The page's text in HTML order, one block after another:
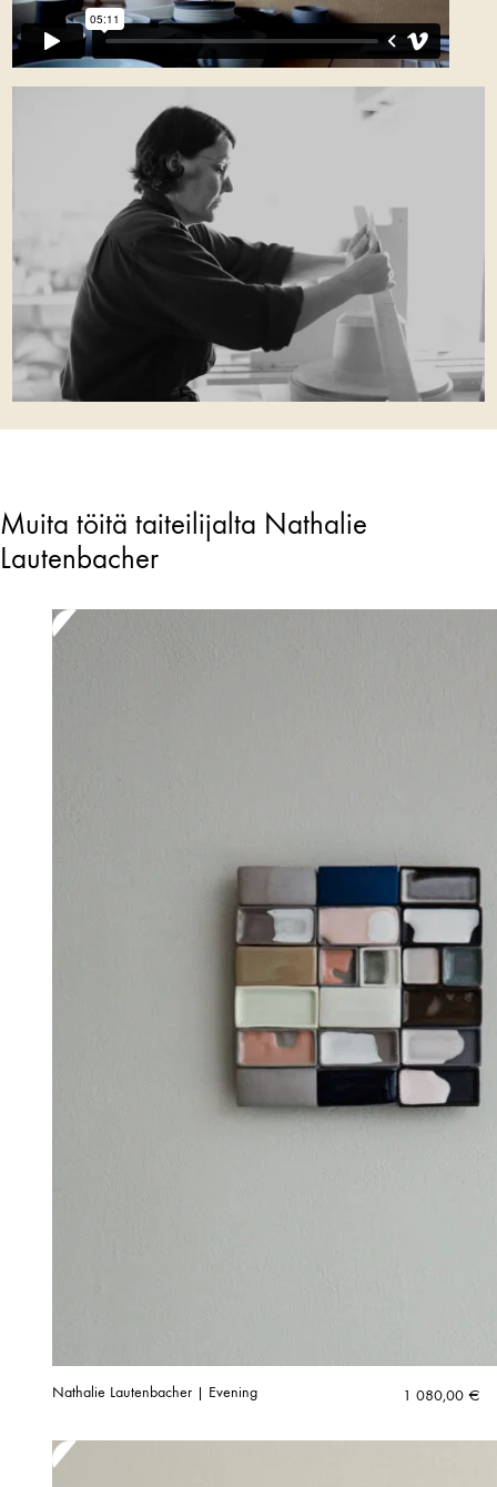
Muita töitä taiteilijalta Nathalie
Lautenbacher
Nathalie Lautenbacher | Evening 1 080,00 €